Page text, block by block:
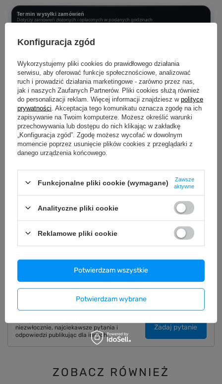
Termin wysyłki zamówień
Dotyczy zamówień złożonych i opłaconych w podanych godzinach
Wysyłka następnego dnia
CZWARTEK PO 12:00 - SOBOTA DO 12:00
Wysyłka w poniedziałek
SOBOTA PO 12:00 - NIEDZIELA
Wysyłka we wtorek
Produkujemy dopiero po złożeniu zamówienia.Dzięki temu każda
koszulka i bluza powstaje specjalnie dla Ciebie i przechodzi kontrolę jakości
przed wysyłką.
SZCZEGÓŁOWE DANE
GWARANCJA
Potrzebujesz pomocy? Masz pytania?
niezwłocznie, najciekawsze pytania i
odpowiedzi publikując dla innych.
Zadaj pytanie
ZOBACZ RÓWNIEŻ
Konfiguracja zgód
Wykorzystujemy pliki cookies do prawidłowego działania
serwisu, aby oferować funkcje społecznościowe, analizować
ruch i prowadzić działania marketingowe - zarówno przez nas,
jak i naszych Zaufanych Partnerów. Pliki cookies służą również
do personalizacji reklam. Więcej informacji znajdziesz w polityce
prywatności . Akceptacja tego komunikatu oznacza zgodę na ich
zapisywanie na Twoim komputerze. Możesz określić warunki
przechowywania lub dostępu do nich klikając w zakładkę
„Konfiguracja zgód”. Zgodę możesz wycofać w dowolnym
momencie poprzez usunięcie plików cookies z przeglądarki z
danego urządzenia końcowego.
Funkcjonalne pliki cookie (wymagane)
Zawsze
aktywne
Analityczne pliki cookie
Reklamowe pliki cookie
Potwierdzam wybrane
Potwierdzam wszystkie